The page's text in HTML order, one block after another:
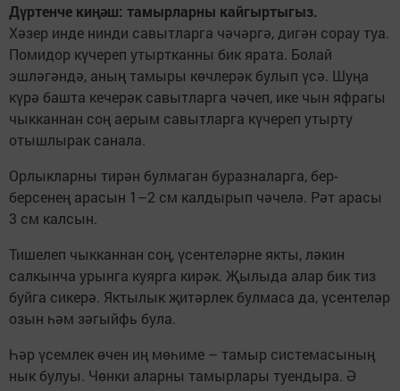
Дүртенче киңәш: тамырларны кайгыртыгыз.
Хәзер инде нинди савытларга чәчәргә, дигән сорау туа.
Помидор күчереп утыртканны бик ярата. Болай
эшләгәндә, аның тамыры көчлерәк булып үсә. Шуңа
күрә башта кечерәк савытларга чәчеп, ике чын яфрагы
чыкканнан соң аерым савытларга күчереп утырту
отышлырак санала.
Орлыкларны тирән булмаган буразналарга, бер-
берсенең арасын 1–2 см калдырып чәчелә. Рәт арасы
3 см калсын.
Тишелеп чыкканнан соң, үсентеләрне якты, ләкин
салкынча урынга куярга кирәк. Җылыда алар бик тиз
буйга сикерә. Яктылык җитәрлек булмаса да, үсентеләр
озын һәм зәгыйфь була.
Һәр үсемлек өчен иң мөһиме – тамыр системасының
нык булуы. Чөнки аларны тамырлары туендыра. Ә